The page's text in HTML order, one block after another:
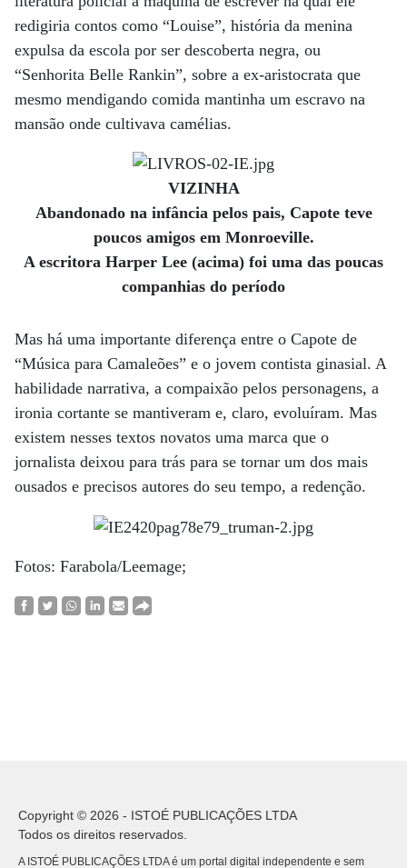
redigiria contos como “Louise”, história da menina
expulsa da escola por ser descoberta negra, ou
“Senhorita Belle Rankin”, sobre a ex-aristocrata que
mesmo mendigando comida mantinha um escravo na
mansão onde cultivava camélias.
VIZINHA
Abandonado na infância pelos pais, Capote teve
poucos amigos em Monroeville.
A escritora Harper Lee (acima) foi uma das poucas
companhias do período
Mas há uma importante diferença entre o Capote de
“Música para Camaleões” e o jovem contista ginasial. A
habilidade narrativa, a compaixão pelos personagens, a
ironia cortante se mantiveram e, claro, evoluíram. Mas
existem nesses textos novatos uma marca que o
jornalista deixou para trás para se tornar um dos mais
ousados e precisos autores do seu tempo, a redenção.
Fotos: Farabola/Leemage;
Copyright © 2026 - ISTOÉ PUBLICAÇÕES LTDA
Todos os direitos reservados.
A ISTOÉ PUBLICAÇÕES LTDA é um portal digital independente e sem